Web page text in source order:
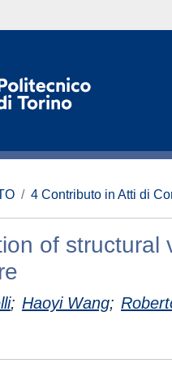
4 Contributo in Atti di
of structural
; Haoyi Wang;